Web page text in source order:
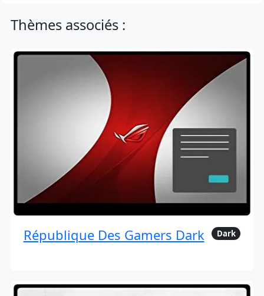
Thèmes associés :
République Des Gamers Dark Dark